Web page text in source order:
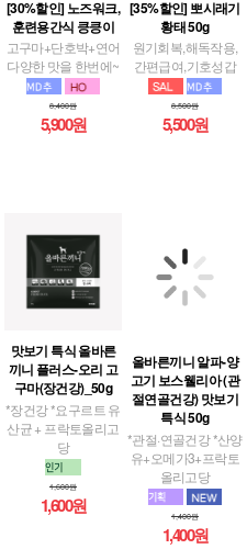
[30%할인] 노즈워크,
훈련용간식 킁킁이
고구마+단호박+연어
다양한 맛을 한번에~
8,400원
5,900원
[35%할인] 뽀시래기
황태 50g
원기회복,해독작용,
간편급여,기호성갑
8,500원
5,500원
맛보기 특식 올바른
끼니 플러스-오리 고
구마(장건강)_50g
*장건강 *요구르트 유
산균 + 프락토올리고
당
1,600원
1,600원
올바른끼니 알파-양
고기 보스웰리아 (관
절연골건강) 맛보기
특식 50g
*관절·연골건강 *산양
유+오메가3+프락토
올리고당
1,400원
1,400원